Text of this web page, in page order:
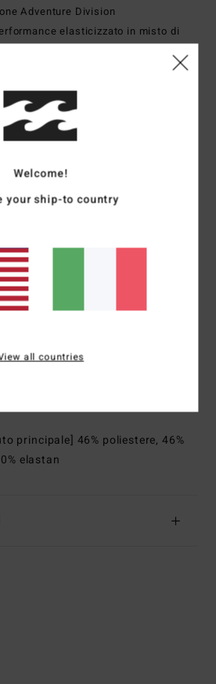
Adventure Division
elasticizzato in misto di
way stretch ad elevate prestazioni,
di PET riciclate
elasticizzato e ad
core
con bottone e cerniera
filetto con chiusura a zip
in silicone sulla tasca cargo a
principale] 46% poliestere, 46%
elastan
Welcome!
your ship-to country
all countries